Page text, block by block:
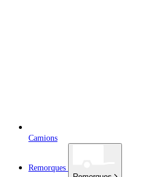
Camions
Remorques